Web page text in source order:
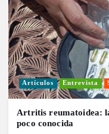
Artículos Entrevista
Artritis reumatoidea:
poco conocida